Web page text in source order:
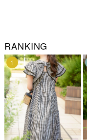
RANKING
1